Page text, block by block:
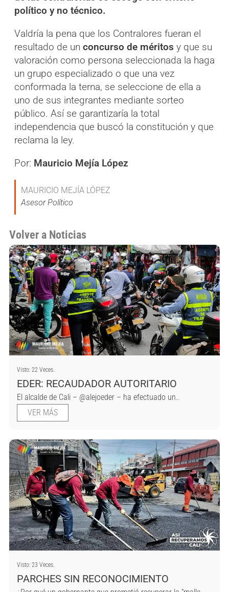
político y no técnico.
Valdría la pena que los Contralores fueran el
resultado de un concurso de méritos y que su
valoración como persona seleccionada la haga
un grupo especializado o que una vez
conformada la terna, se seleccione de ella a
uno de sus integrantes mediante sorteo
público. Así se garantizaría la total
independencia que buscó la constitución y que
reclama la ley.
Por: Mauricio Mejía López
MAURICIO MEJÍA LÓPEZ
Asesor Político
Volver a Noticias
Visto: 22 Veces.
EDER: RECAUDADOR AUTORITARIO
El alcalde de Cali – @alejoeder – ha efectuado un..
VER MÁS
Visto: 23 Veces.
PARCHES SIN RECONOCIMIENTO